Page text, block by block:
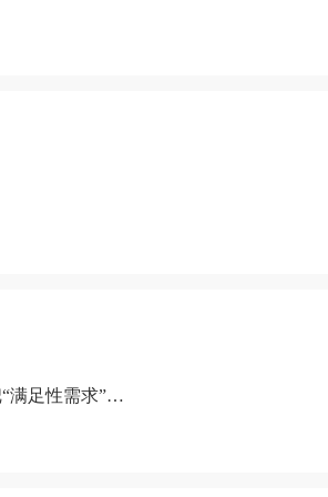
满足性需求”排